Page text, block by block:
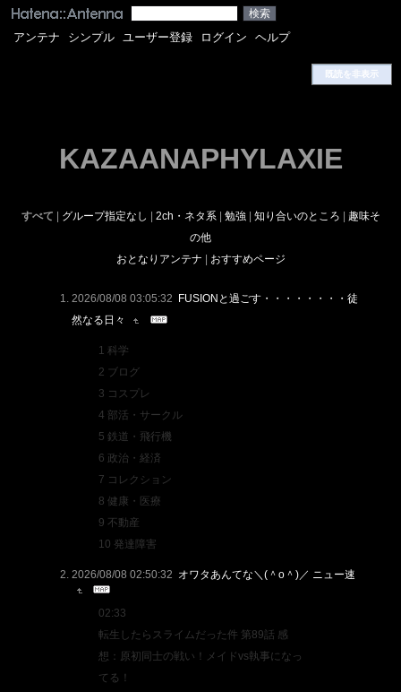
アンテナ シンプル ユーザー登録 ログイン ヘルプ
既読を非表示
KAZAANAPHYLAXIE
すべて グループ指定なし 2ch・ネタ系| 勉強| 知り合いのところ
趣味そ
の他
おとなりアンテナ
おすすめページ
2026/08/08 03:05:32
FUSIONと過ごす・・・・・・・・徒
然なる日々
1 科学
2 ブログ
3 コスプレ
4 部活・サークル
5 鉄道・飛行機
6 政治・経済
7 コレクション
8 健康・医療
9 不動産
10 発達障害
2026/08/08 02:50:32 オワタあんてな＼(＾o＾)／ ニュー速
02:33
転生したらスライムだった件 第89話 感
想：原初同士の戦い！メイドvs執事になっ
てる！